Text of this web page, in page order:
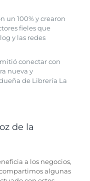
un 100% y crearon
fieles que
y las redes
conectar con
nueva y
de Librería La
de la
a los negocios,
algunas